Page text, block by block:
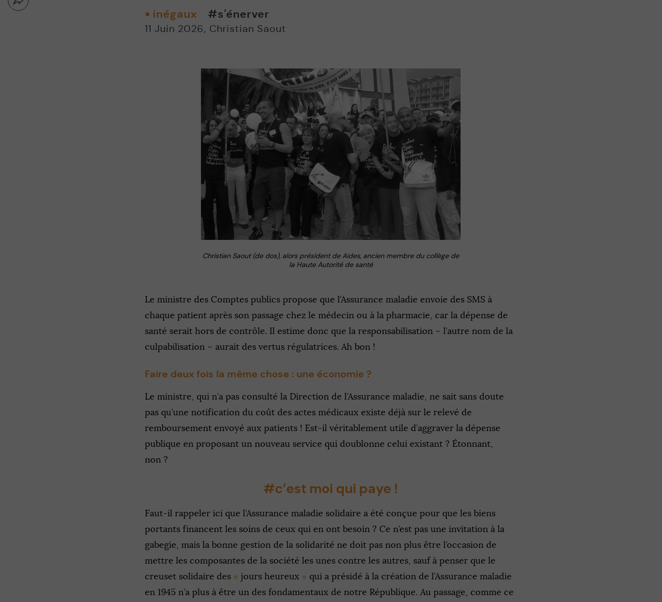
Nouvelle
Partager
inégaux #s'énerver
11 Juin 2026, Christian Saout
Christian Saout (de dos), alors président de Aides, ancien membre du collège de
la Haute Autorité de santé
Le ministre des Comptes publics propose que l’Assurance maladie envoie des SMS à
chaque patient après son passage chez le médecin ou à la pharmacie, car la dépense de
santé serait hors de contrôle. Il estime donc que la responsabilisation – l’autre nom de la
culpabilisation – aurait des vertus régulatrices. Ah bon !
Faire deux fois la même chose : une économie ?
Le ministre, qui n’a pas consulté la Direction de l’Assurance maladie, ne sait sans doute
pas qu’une notification du coût des actes médicaux existe déjà sur le relevé de
remboursement envoyé aux patients ! Est-il véritablement utile d’aggraver la dépense
publique en proposant un nouveau service qui doublonne celui existant ? Étonnant,
non ?
#c’est moi qui paye !
Faut-il rappeler ici que l’Assurance maladie solidaire a été conçue pour que les biens
portants financent les soins de ceux qui en ont besoin ? Ce n’est pas une invitation à la
gabegie, mais la bonne gestion de la solidarité ne doit pas non plus être l’occasion de
mettre les composantes de la société les unes contre les autres, sauf à penser que le
creuset solidaire des « jours heureux » qui a présidé à la création de l’Assurance maladie
en 1945 n’a plus à être un des fondamentaux de notre République. Au passage, comme ce